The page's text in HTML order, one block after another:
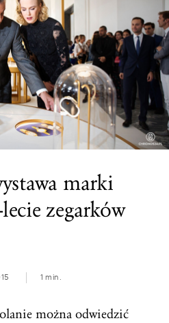
marki
zegarków
1 min.
można odwiedzić